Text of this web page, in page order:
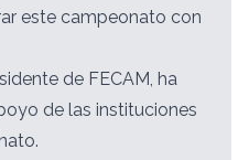
este campeonato con
de FECAM, ha
de las instituciones